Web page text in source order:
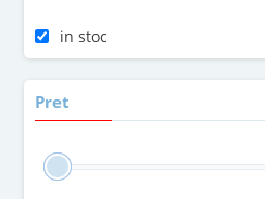
in stoc
Pret